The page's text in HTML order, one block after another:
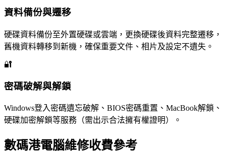
資料備份與遷移
硬碟資料備份至外置硬碟或雲端，更換硬碟後資料完整遷移，
舊機資料轉移到新機，確保重要文件、相片及設定不遺失。
🔐
密碼破解與解鎖
Windows登入密碼遺忘破解、BIOS密碼重置、MacBook解鎖、
硬碟加密解鎖等服務（需出示合法擁有權證明）。
數碼港電腦維修收費參考